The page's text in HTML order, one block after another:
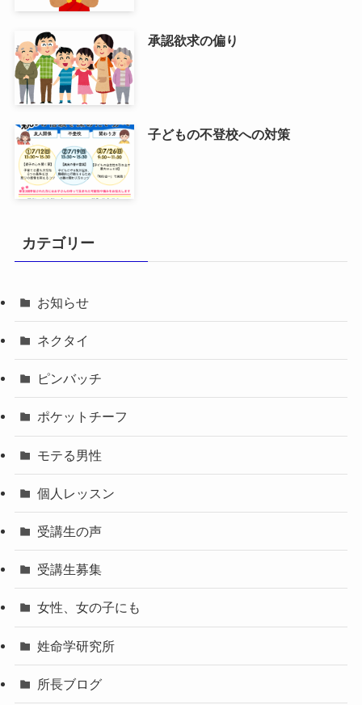
承認欲求の偏り
子どもの不登校への対策
カテゴリー
お知らせ
ネクタイ
ピンバッチ
ポケットチーフ
モテる男性
個人レッスン
受講生の声
受講生募集
女性、女の子にも
姓命学研究所
所長ブログ